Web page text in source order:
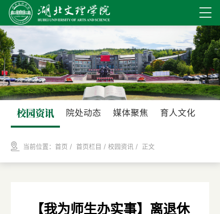
校园资讯 院处动态 媒体聚焦 育人文化
当前位置：首页 / 首页栏目 /校园资讯 / 正文
【我为师生办实事】离退休